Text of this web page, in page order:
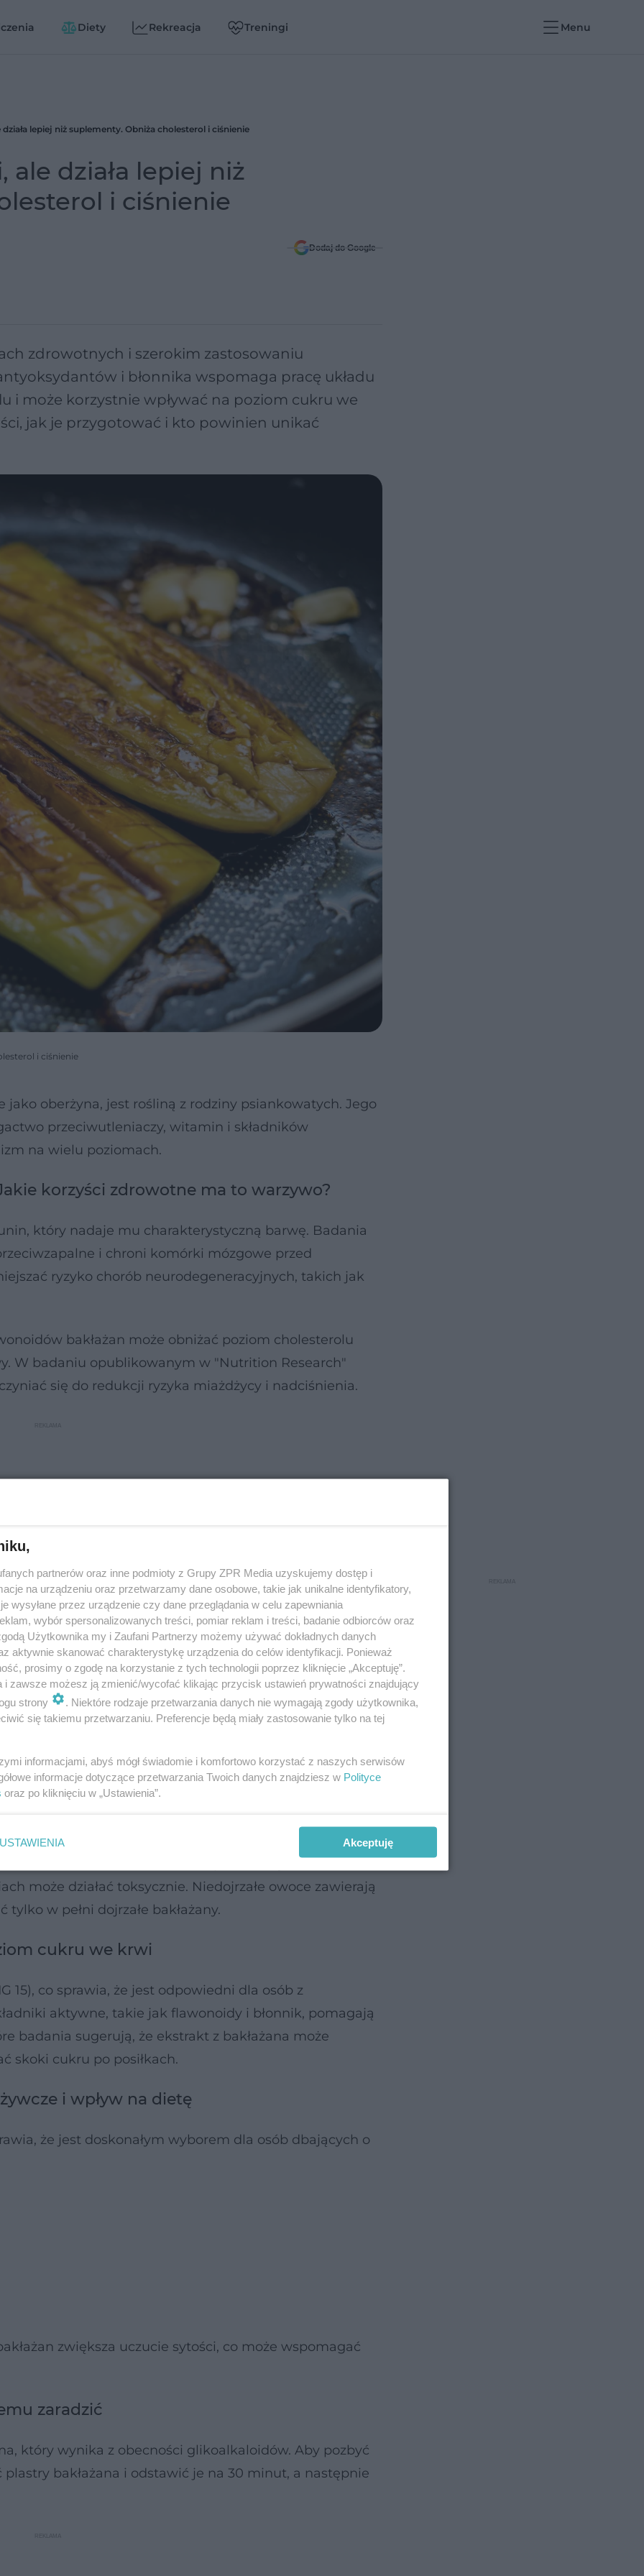
Diety Rekreacja Treningi Menu
lepiej niż suplementy. Obniża cholesterol i ciśnienie
działa lepiej niż
i ciśnienie
Dodaj do Google
zdrowotnych i szerokim zastosowaniu
i błonnika wspomaga pracę układu
i może korzystnie wpływać na poziom cukru we
jak je przygotować i kto powinien unikać
i ciśnienie
jako oberżyna, jest rośliną z rodziny psiankowatych. Jego
przeciwutleniaczy, witamin i składników
na wielu poziomach.
korzyści zdrowotne ma to warzywo?
który nadaje mu charakterystyczną barwę. Badania
i chroni komórki mózgowe przed
ryzyko chorób neurodegeneracyjnych, takich jak
bakłażan może obniżać poziom cholesterolu
W badaniu opublikowanym w "Nutrition Research"
się do redukcji ryzyka miażdżycy i nadciśnienia.
pracę jelit i wspiera mikrobiotę jelitową. Jedna filiżanka
co przyczynia się do poprawy perystaltyki jelit i
jeść bakłażana
, nie każdy powinien spożywać go bez
na psiankowate, co objawia się reakcjami
trawienne. Bakłażan, podobnie jak ziemniaki,
może działać toksycznie. Niedojrzałe owoce zawierają
w pełni dojrzałe bakłażany.
cukru we krwi
15), co sprawia, że jest odpowiedni dla osób z
aktywne, takie jak flawonoidy i błonnik, pomagają
badania sugerują, że ekstrakt z bakłażana może
skoki cukru po posiłkach.
i wpływ na dietę
że jest doskonałym wyborem dla osób dbających o
zwiększa uczucie sytości, co może wspomagać
zaradzić
który wynika z obecności glikoalkaloidów. Aby pozbyć
bakłażana i odstawić je na 30 minut, a następnie
partnerów oraz inne podmioty z Grupy ZPR Media uzyskujemy dostęp i
na urządzeniu oraz przetwarzamy dane osobowe, takie jak unikalne identyfikatory,
wysyłane przez urządzenie czy dane przeglądania w celu zapewniania
wybór spersonalizowanych treści, pomiar reklam i treści, badanie odbiorców oraz
Użytkownika my i Zaufani Partnerzy możemy używać dokładnych danych
aktywnie skanować charakterystykę urządzenia do celów identyfikacji. Ponieważ
prosimy o zgodę na korzystanie z tych technologii poprzez kliknięcie „Akceptuję”.
i zawsze możesz ją zmienić/wycofać klikając przycisk ustawień prywatności znajdujący
strony
. Niektóre rodzaje przetwarzania danych nie wymagają zgody użytkownika,
się takiemu przetwarzaniu. Preferencje będą miały zastosowanie tylko na tej
informacjami, abyś mógł świadomie i komfortowo korzystać z naszych serwisów
informacje dotyczące przetwarzania Twoich danych znajdziesz w Polityce
oraz po kliknięciu w „Ustawienia”.
USTAWIENIA Akceptuję